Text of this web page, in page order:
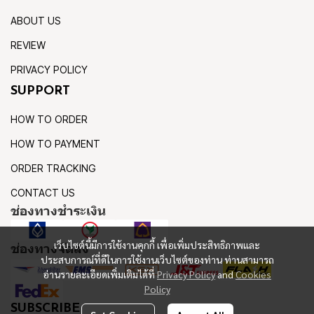
เว็บไซต์นี้มีการใช้งานคุกกี้ เพื่อเพิ่มประสิทธิภาพและ
ประสบการณ์ที่ดีในการใช้งานเว็บไซต์ของท่าน ท่านสามารถ
อ่านรายละเอียดเพิ่มเติมได้ที่Privacy PolicyandCookies
Policy
ABOUT US
REVIEW
PRIVACY POLICY
SUPPORT
HOW TO ORDER
HOW TO PAYMENT
ORDER TRACKING
CONTACT US
ช่องทางชำระเงิน
ช่องทางจัดส่ง
SUBSCRIBE